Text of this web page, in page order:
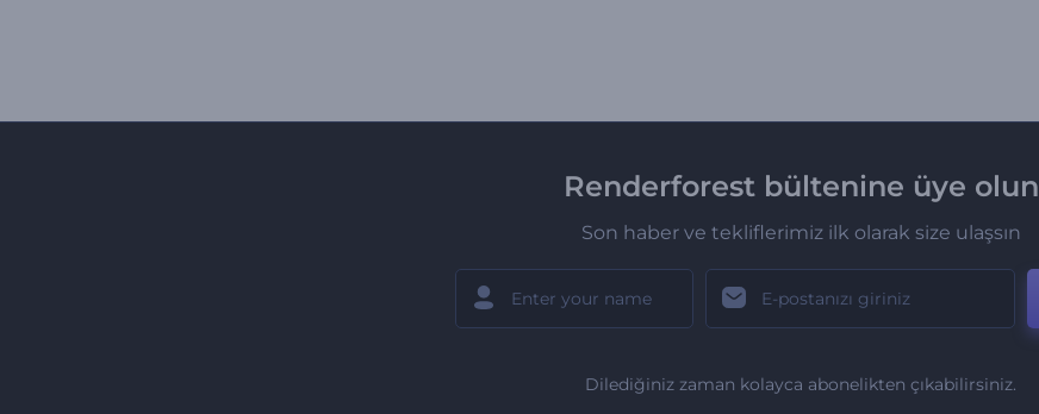
Renderforest bültenine üye olun
Son haber ve tekliflerimiz ilk olarak size ulaşsın
Dilediğiniz zaman kolayca abonelikten çıkabilirsiniz.